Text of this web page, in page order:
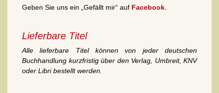
Geben Sie uns ein „Gefällt mir“ auf Facebook
Lieferbare Titel
Alle lieferbare Titel können von jeder deutschen
Buchhandlung kurzfristig über den Verlag, Umbreit, KNV
oder Libri bestellt werden.